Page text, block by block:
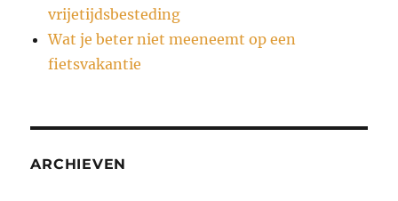
vrijetijdsbesteding
Wat je beter niet meeneemt op een
fietsvakantie
ARCHIEVEN